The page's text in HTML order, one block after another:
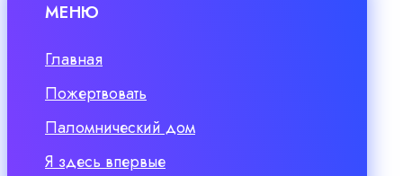
МЕНЮ
Главная
Пожертвовать
Паломнический дом
Я здесь впервые